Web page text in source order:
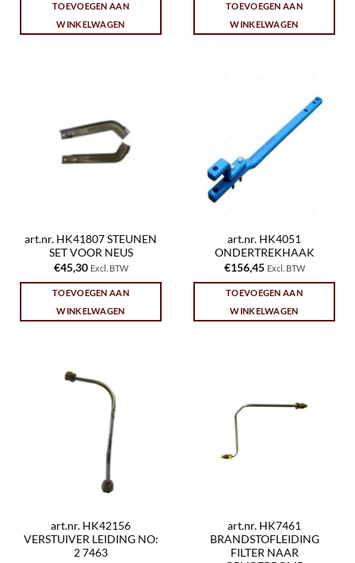
TOEVOEGEN AAN
WINKELWAGEN
TOEVOEGEN AAN
WINKELWAGEN
art.nr. HK41807 STEUNEN
SET VOOR NEUS
€45,30 Excl. BTW
TOEVOEGEN AAN
WINKELWAGEN
art.nr. HK4051
ONDERTREKHAAK
€156,45 Excl. BTW
TOEVOEGEN AAN
WINKELWAGEN
art.nr. HK42156
VERSTUIVER LEIDING NO:
2 7463
art.nr. HK7461
BRANDSTOFLEIDING
FILTER NAAR